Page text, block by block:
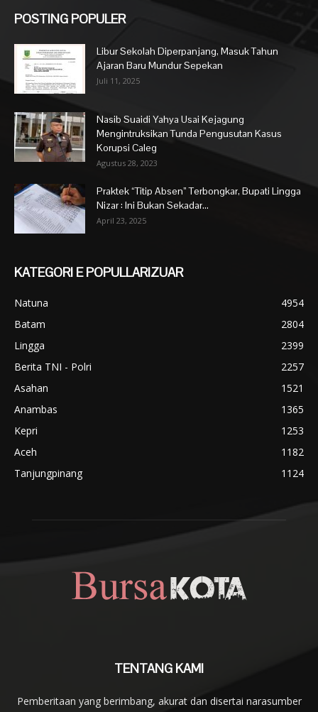
POSTING POPULER
Libur Sekolah Diperpanjang, Masuk Tahun
Ajaran Baru Mundur Sepekan
Juli 11, 2025
Nasib Suaidi Yahya Usai Kejagung
Mengintruksikan Tunda Pengusutan Kasus
Korupsi Caleg
Agustus 28, 2023
Praktek “Titip Absen” Terbongkar, Bupati Lingga
Nizar : Ini Bukan Sekadar...
April 23, 2025
KATEGORI E POPULLARIZUAR
Natuna
4954
Batam
2804
Lingga
2399
Berita TNI - Polri
2257
Asahan
1521
Anambas
1365
Kepri
1253
Aceh
1182
Tanjungpinang
1124
TENTANG KAMI
Pemberitaan yang berimbang, akurat dan disertai narasumber